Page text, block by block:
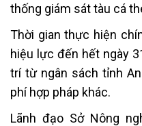
thống giám sát tàu cá
Thời gian thực hiện
hiệu lực đến hết ngày
trí từ ngân sách tỉnh
phí hợp pháp khác.
Lãnh đạo Sở Nông